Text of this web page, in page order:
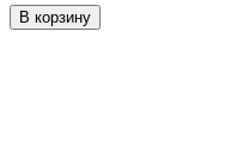
В корзину